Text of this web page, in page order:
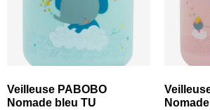
Veilleuse PABOBO
Nomade bleu TU